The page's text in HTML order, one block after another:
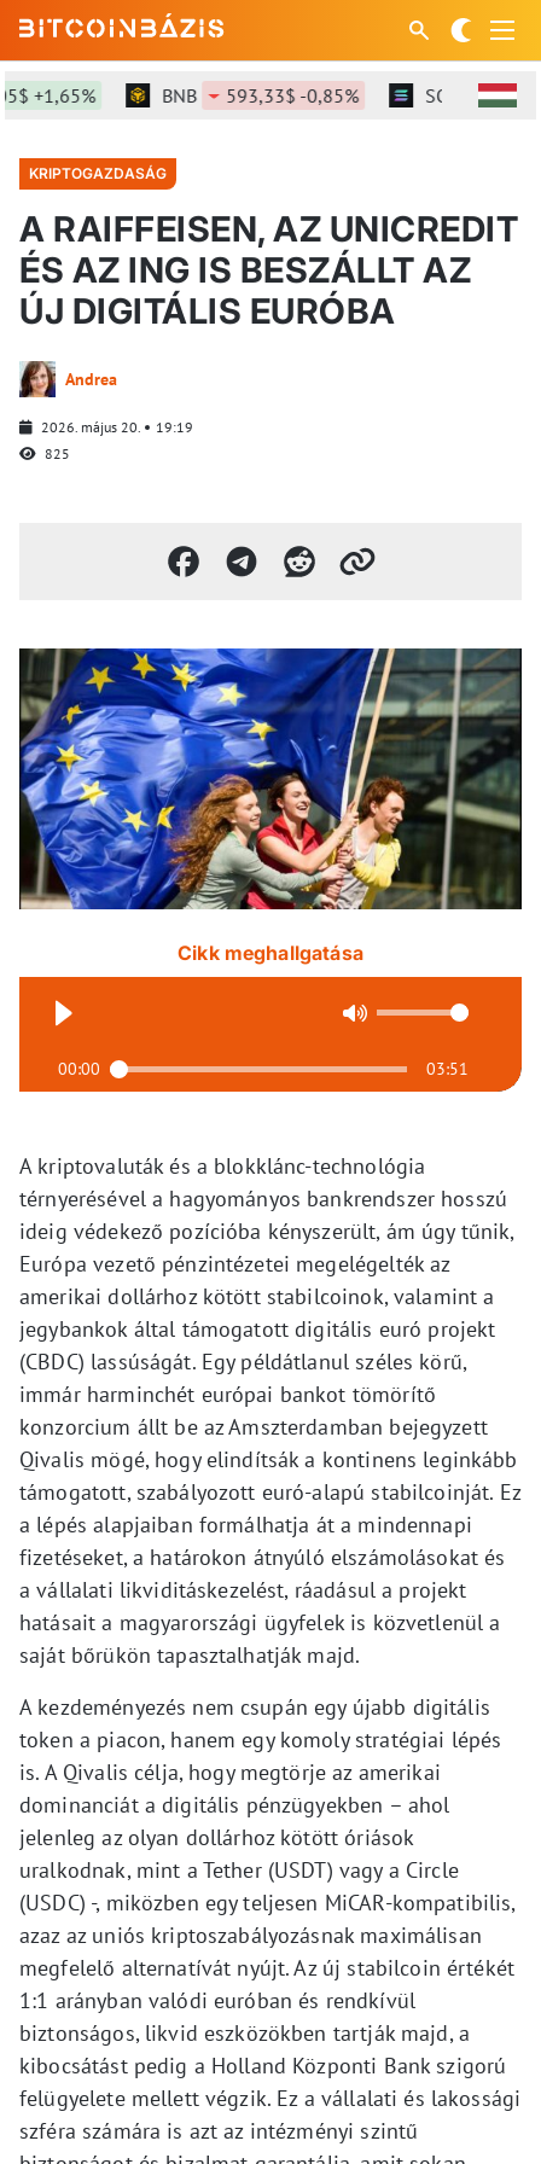
+1,65% BNB 593,33$ -0,85% SOL 73,42$
KRIPTOGAZDASÁG
A RAIFFEISEN, AZ UNICREDIT
ÉS AZ ING IS BESZÁLLT AZ
ÚJ DIGITÁLIS EURÓBA
Andrea
2026. május 20.
19:19
825
Cikk meghallgatása
00:00 03:51
A kriptovaluták és a blokklánc-technológia
térnyerésével a hagyományos bankrendszer hosszú
ideig védekező pozícióba kényszerült, ám úgy tűnik,
Európa vezető pénzintézetei megelégelték az
amerikai dollárhoz kötött stabilcoinok, valamint a
jegybankok által támogatott digitális euró projekt
(CBDC) lassúságát. Egy példátlanul széles körű,
immár harminchét európai bankot tömörítő
konzorcium állt be az Amszterdamban bejegyzett
Qivalis mögé, hogy elindítsák a kontinens leginkább
támogatott, szabályozott euró-alapú stabilcoinját. Ez
a lépés alapjaiban formálhatja át a mindennapi
fizetéseket, a határokon átnyúló elszámolásokat és
a vállalati likviditáskezelést, ráadásul a projekt
hatásait a magyarországi ügyfelek is közvetlenül a
saját bőrükön tapasztalhatják majd.
A kezdeményezés nem csupán egy újabb digitális
token a piacon, hanem egy komoly stratégiai lépés
is. A Qivalis célja, hogy megtörje az amerikai
dominanciát a digitális pénzügyekben – ahol
jelenleg az olyan dollárhoz kötött óriások
uralkodnak, mint a Tether (USDT) vagy a Circle
(USDC) -, miközben egy teljesen MiCAR-kompatibilis,
azaz az uniós kriptoszabályozásnak maximálisan
megfelelő alternatívát nyújt. Az új stabilcoin értékét
1:1 arányban valódi euróban és rendkívül
biztonságos, likvid eszközökben tartják majd, a
kibocsátást pedig a Holland Központi Bank szigorú
felügyelete mellett végzik. Ez a vállalati és lakossági
szféra számára is azt az intézményi szintű